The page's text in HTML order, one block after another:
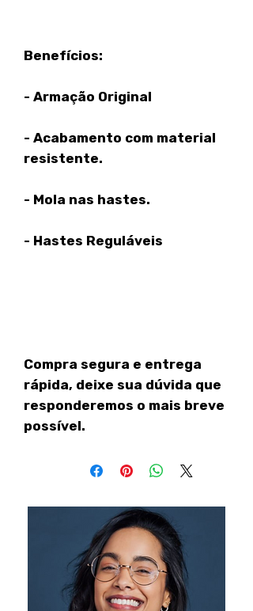
Benefícios:
- Armação Original
- Acabamento com material
resistente.
- Mola nas hastes.
- Hastes Reguláveis
Compra segura e entrega
rápida, deixe sua dúvida que
responderemos o mais breve
possível.